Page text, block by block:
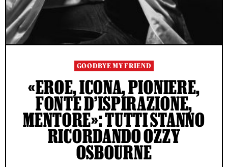
GOODBYE MY FRIEND
«EROE, ICONA, PIONIERE,
FONTE D’ISPIRAZIONE,
MENTORE»: TUTTI STANNO
RICORDANDO OZZY
OSBOURNE